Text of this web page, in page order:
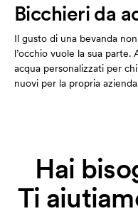
Bicchieri da
Il gusto di una bevanda
l’occhio vuole la sua
acqua personalizzati per
nuovi per la propria
Hai
Ti